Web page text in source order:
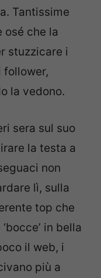
Tantissime
osé che la
stuzzicare i
follower,
la vedono.
sera sul suo
la testa a
non
lì, sulla
top che
in bella
il web, i
più a